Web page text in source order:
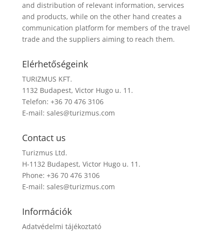
and distribution of relevant information, services
and products, while on the other hand creates a
communication platform for members of the travel
trade and the suppliers aiming to reach them.
Elérhetőségeink
TURIZMUS KFT.
1132 Budapest, Victor Hugo u. 11.
Telefon: +36 70 476 3106
E-mail: sales@turizmus.com
Contact us
Turizmus Ltd.
H-1132 Budapest, Victor Hugo u. 11.
Phone: +36 70 476 3106
E-mail: sales@turizmus.com
Információk
Adatvédelmi tájékoztató